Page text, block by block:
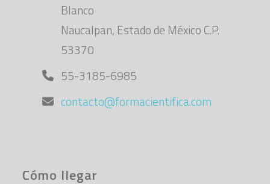
Blanco
Naucalpan, Estado de México C.P.
53370
55-3185-6985
contacto@formacientifica.com
Cómo llegar